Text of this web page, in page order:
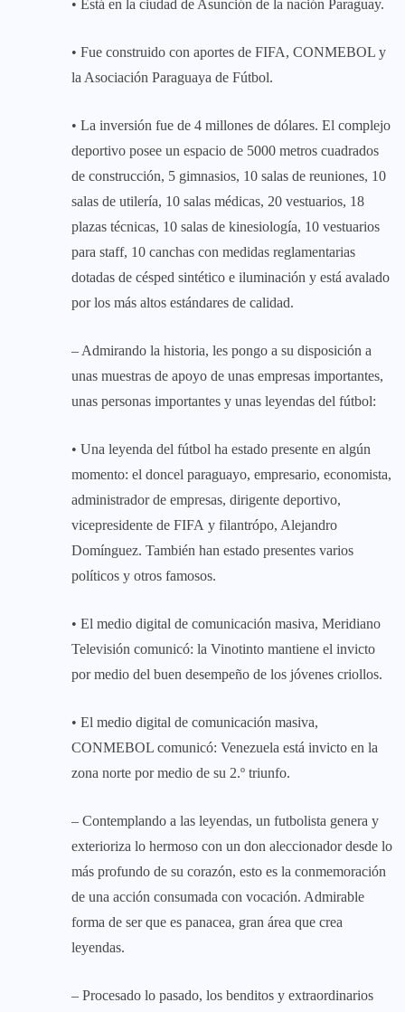
• Está en la ciudad de Asunción de la nación Paraguay.
• Fue construido con aportes de FIFA, CONMEBOL y
la Asociación Paraguaya de Fútbol.
• La inversión fue de 4 millones de dólares. El complejo
deportivo posee un espacio de 5000 metros cuadrados
de construcción, 5 gimnasios, 10 salas de reuniones, 10
salas de utilería, 10 salas médicas, 20 vestuarios, 18
plazas técnicas, 10 salas de kinesiología, 10 vestuarios
para staff, 10 canchas con medidas reglamentarias
dotadas de césped sintético e iluminación y está avalado
por los más altos estándares de calidad.
– Admirando la historia, les pongo a su disposición a
unas muestras de apoyo de unas empresas importantes,
unas personas importantes y unas leyendas del fútbol:
• Una leyenda del fútbol ha estado presente en algún
momento: el doncel paraguayo, empresario, economista,
administrador de empresas, dirigente deportivo,
vicepresidente de FIFA y filantrópo, Alejandro
Domínguez. También han estado presentes varios
políticos y otros famosos.
• El medio digital de comunicación masiva, Meridiano
Televisión comunicó: la Vinotinto mantiene el invicto
por medio del buen desempeño de los jóvenes criollos.
• El medio digital de comunicación masiva,
CONMEBOL comunicó: Venezuela está invicto en la
zona norte por medio de su 2.º triunfo.
– Contemplando a las leyendas, un futbolista genera y
exterioriza lo hermoso con un don aleccionador desde lo
más profundo de su corazón, esto es la conmemoración
de una acción consumada con vocación. Admirable
forma de ser que es panacea, gran área que crea
leyendas.
– Procesado lo pasado, los benditos y extraordinarios